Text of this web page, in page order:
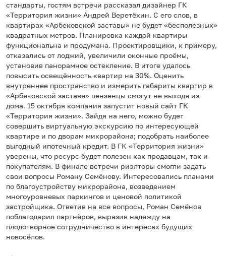
стандарты, гостям встречи рассказал дизайнер ГК
«Территория жизни» Андрей Веретёхин. С его слов, в
квартирах «Арбековской заставы» не будет «бесполезных»
квадратных метров. Планировка каждой квартиры
функциональна и продумана. Проектировщики, к примеру,
отказались от лоджий, увеличили оконные проёмы,
установив панорамное остекление. В итоге удалось
повысить освещённость квартир на 30%. Оценить
внутреннее пространство и измерить габариты квартир в
«Арбековской заставе» пензенцы смогут не выходя из
дома. 15 октября компания запустит новый сайт ГК
«Территория жизни». Зайдя на него, можно будет
совершить виртуальную экскурсию по интересующей
квартире и по дворам микрорайона; подобрать наиболее
выгодный ипотечный кредит. В ГК «Территория жизни»
уверены, что ресурс будет полезен как продавцам, так и
покупателям. В финале встречи риэлторы смогли задать
свои вопросы Роману Семёнову. Интересовались планами
по благоустройству микрорайона, возведением
многоуровневых паркингов и ценовой политикой
застройщика. Ответив на все вопросы, Роман Семёнов
поблагодарил партнёров, выразив надежду на
плодотворное сотрудничество в интересах будущих
новосёлов.